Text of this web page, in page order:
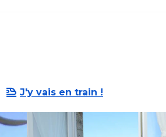
J'y vais en train !